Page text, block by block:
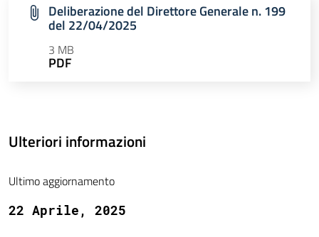
Deliberazione del Direttore Generale n. 199
del 22/04/2025
3 MB
PDF
Ulteriori informazioni
Ultimo aggiornamento
22 Aprile, 2025